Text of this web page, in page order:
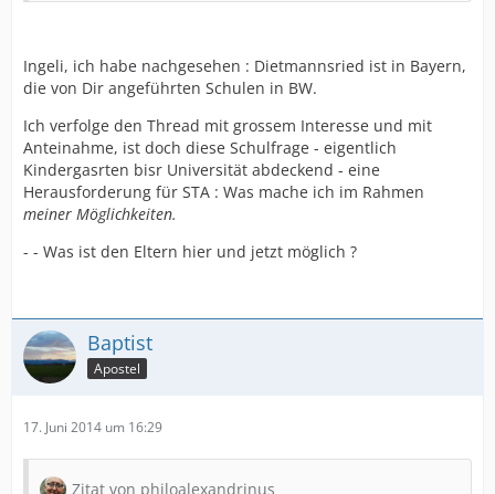
Ingeli, ich habe nachgesehen : Dietmannsried ist in Bayern,
die von Dir angeführten Schulen in BW.
Ich verfolge den Thread mit grossem Interesse und mit
Anteinahme, ist doch diese Schulfrage - eigentlich
Kindergasrten bisr Universität abdeckend - eine
Herausforderung für STA : Was mache ich im Rahmen
meiner Möglichkeiten.
- - Was ist den Eltern hier und jetzt möglich ?
Baptist
Apostel
17. Juni 2014 um 16:29
Zitat von philoalexandrinus